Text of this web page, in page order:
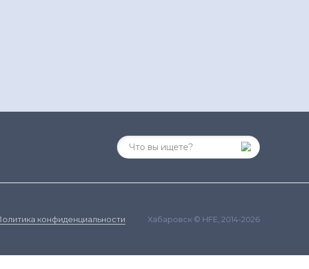
конфиденциальности Хабаровск © HFE, 2014-2026